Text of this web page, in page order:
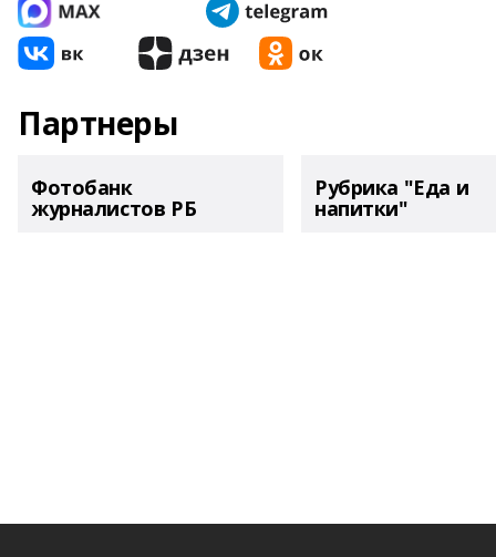
Партнеры
Фотобанк
журналистов РБ
Рубрика "Еда и
напитки"